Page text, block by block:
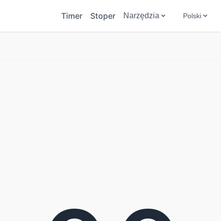
Timer Stoper Narzędzia Polski